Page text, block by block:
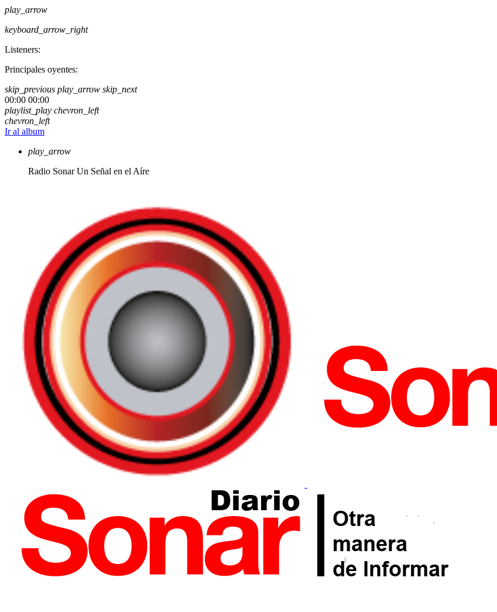
play_arrow
keyboard_arrow_right
Listeners:
Principales oyentes:
skip_previous play_arrow skip_next
00:00 00:00
playlist_play chevron_left
chevron_left
Ir al album
play_arrow
Radio Sonar Un Señal en el Aíre